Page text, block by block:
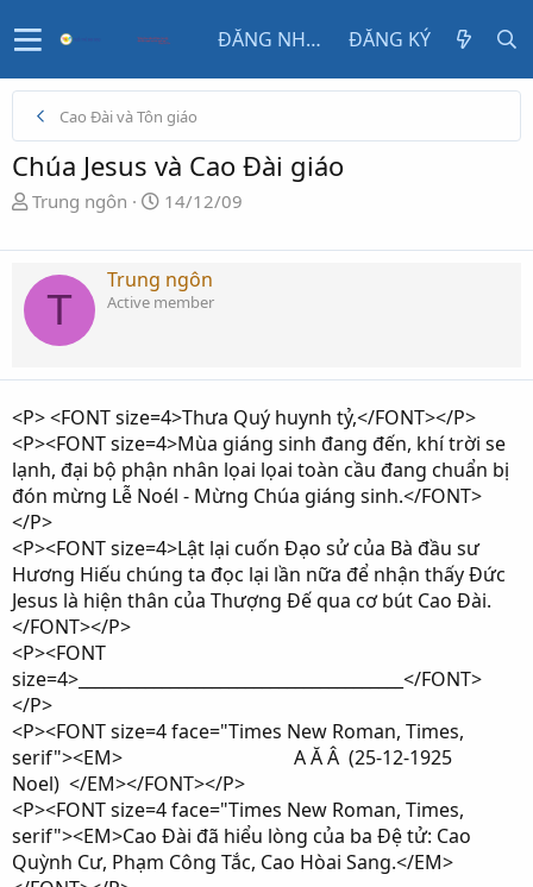
ĐĂNG NHẬP ĐĂNG KÝ
Cao Đài và Tôn giáo
Chúa Jesus và Cao Đài giáo
N
ư
ờ
ở
t
ạ
o
Trung ngôn
N
à
y
g
14/12/09
T
Trung ngôn
Active member
<P> <FONT size=4>Thưa Quý huynh tỷ,</FONT></P>
<P><FONT size=4>Mùa giáng sinh đang đến, khí trời se
lạnh, đại bộ phận nhân lọai lọai toàn cầu đang chuẩn bị
đón mừng Lễ Noél - Mừng Chúa giáng sinh.</FONT>
</P>
<P><FONT size=4>Lật lại cuốn Đạo sử của Bà đầu sư
Hương Hiếu chúng ta đọc lại lần nữa để nhận thấy Đức
Jesus là hiện thân của Thượng Đế qua cơ bút Cao Đài.
</FONT></P>
<P><FONT
size=4>_______________________________________</FONT>
</P>
<P><FONT size=4 face="Times New Roman, Times,
serif"><EM> A Ă Â (25-12-1925
Noel) </EM></FONT></P>
<P><FONT size=4 face="Times New Roman, Times,
serif"><EM>Cao Đài đã hiểu lòng của ba Đệ tử: Cao
Quỳnh Cư, Phạm Công Tắc, Cao Hòai Sang.</EM>